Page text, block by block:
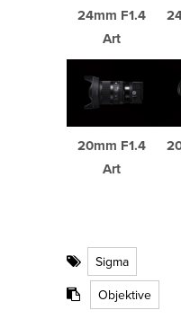
24mm F1.4
Art
20mm F1.4
Art
Sigma
Objektive